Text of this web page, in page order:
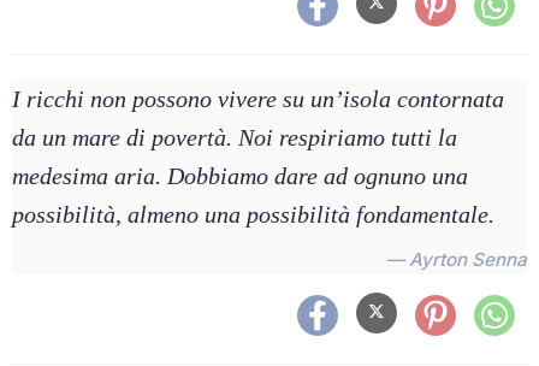
I ricchi non possono vivere su un’isola contornata
da un mare di povertà. Noi respiriamo tutti la
medesima aria. Dobbiamo dare ad ognuno una
possibilità, almeno una possibilità fondamentale.
— Ayrton Senna